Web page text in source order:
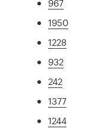
967
1950
1228
932
242
1377
1244